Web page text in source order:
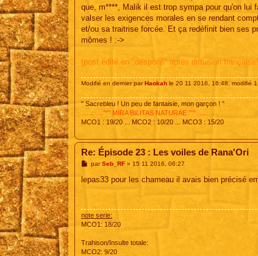
que, m****, Malik il est trop sympa pour qu'on lui
valser les exigences morales en se rendant
et/ou sa traitrise forcée. Et ça redéfinit bien ses
mômes ! :->
[post édité en "déspoilé" après diffusion
Modifié en dernier parHaokah le 20 11 2016, 16:48, modifié 1
" Sacrebleu ! Un peu de fantaisie, mon garçon ! "
............°°° MIRA BILITAS NATURAE °°°............
MCO1 : 19/20 ... MCO2 : 10/20 ... MCO3 : 15/20
Re: Épisode 23 : Les voiles de Rana'Ori
M
s
s
parSeb_RF» 15 11 2016, 06:27
lepas33 pour les chameau il avais bien précisé
note serie:
MCO1: 18/20
Trahison/Insulte totale:
MCO2: 9/20